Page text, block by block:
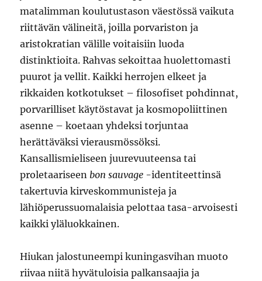
matalimman koulutustason väestössä vaikuta
riittävän välineitä, joilla porvariston ja
aristokratian välille voitaisiin luoda
distinktioita. Rahvas sekoittaa huolettomasti
puurot ja vellit. Kaikki herrojen elkeet ja
rikkaiden kotkotukset – filosofiset pohdinnat,
porvarilliset käytöstavat ja kosmopoliittinen
asenne – koetaan yhdeksi torjuntaa
herättäväksi vierausmössöksi.
Kansallismieliseen juurevuuteensa tai
proletaariseen bon sauvage -identiteettinsä
takertuvia kirveskommunisteja ja
lähiöperussuomalaisia pelottaa tasa-arvoisesti
kaikki yläluokkainen.
Hiukan jalostuneempi kuningasvihan muoto
riivaa niitä hyvätuloisia palkansaajia ja